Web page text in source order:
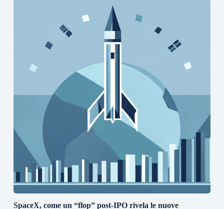
SpaceX, come un “flop” post-IPO rivela le nuove